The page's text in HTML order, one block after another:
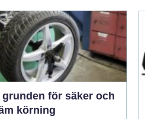
körning